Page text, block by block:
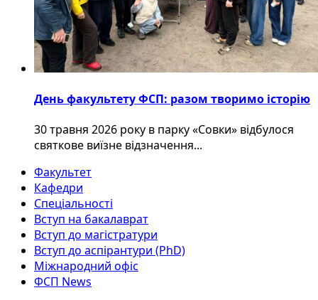
День факультету ФСП: разом творимо історію
30 травня 2026 року в парку «Совки» відбулося
святкове виїзне відзначення...
Факультет
Кафедри
Спеціальності
Вступ на бакалаврат
Вступ до магістратури
Вступ до аспірантури (PhD)
Міжнародний офіс
ФСП News